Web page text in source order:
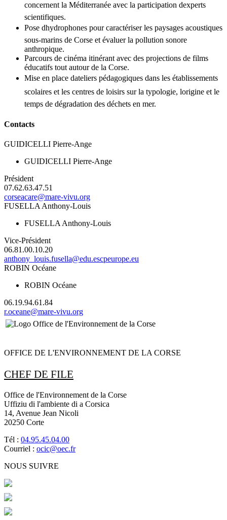
concernent la Méditerranée avec la participation dexperts
scientifiques.
Pose dhydrophones pour caractériser les paysages acoustiques
sous-marins de Corse et évaluer la pollution sonore
anthropique.
Parcours de cinéma itinérant avec des projections de films
éducatifs tout autour de la Corse.
Mise en place dateliers pédagogiques dans les établissements
scolaires et les centres de loisirs sur la typologie, lorigine et le
temps de dégradation des déchets en mer.
Contacts
GUIDICELLI Pierre-Ange
GUIDICELLI Pierre-Ange
Président
07.62.63.47.51
corseacare@mare-vivu.org
FUSELLA Anthony-Louis
FUSELLA Anthony-Louis
Vice-Président
06.81.00.10.20
anthony_louis.fusella@edu.escpeurope.eu
ROBIN Océane
ROBIN Océane
06.19.94.61.84
r.oceane@mare-vivu.org
OFFICE DE L'ENVIRONNEMENT DE LA CORSE
CHEF DE FILE
Office de l'Environnement de la Corse
Uffiziu di l'ambiente di a Corsica
14, Avenue Jean Nicoli
20250 Corte
Tél : 04.95.45.04.00
Courriel : ocic@oec.fr
NOUS SUIVRE